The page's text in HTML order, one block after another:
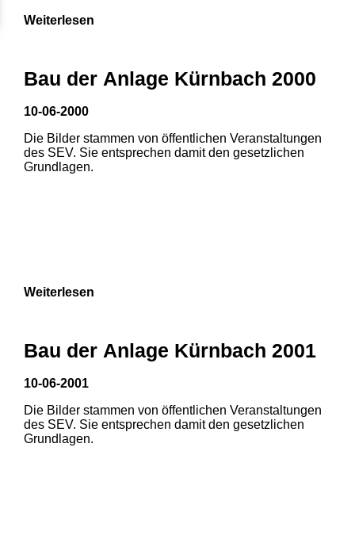
Weiterlesen
Bau der Anlage Kürnbach 2000
10-06-2000
Die Bilder stammen von öffentlichen Veranstaltungen
des SEV. Sie entsprechen damit den gesetzlichen
Grundlagen.
Weiterlesen
Bau der Anlage Kürnbach 2001
10-06-2001
Die Bilder stammen von öffentlichen Veranstaltungen
des SEV. Sie entsprechen damit den gesetzlichen
Grundlagen.